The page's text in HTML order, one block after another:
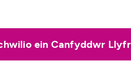
ein Canfyddwr